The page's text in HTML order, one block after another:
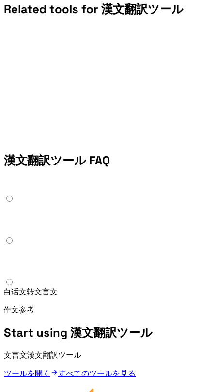
Related tools for 漢文翻訳ツール
漢文翻訳ツール FAQ
Does Classical Chinese Translator support 白话文转文言文?
Yes. The second mode rewrites modern Chinese into concise classical-style wording for titles, signatures,作文参考, copywriting, and learning examples.
Start using 漢文翻訳ツール
Paste 文言文 or modern Chinese into 漢文翻訳ツール and get a local study preview with translation, explanations, annotations, sentence patterns, copy, and TXT export.
ツールを開く すべてのツールを見る